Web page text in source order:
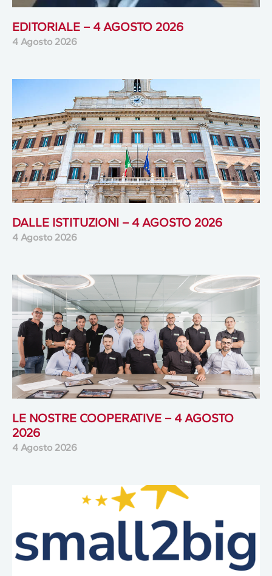
EDITORIALE – 4 AGOSTO 2026
4 Agosto 2026
DALLE ISTITUZIONI – 4 AGOSTO 2026
4 Agosto 2026
LE NOSTRE COOPERATIVE – 4 AGOSTO
2026
4 Agosto 2026